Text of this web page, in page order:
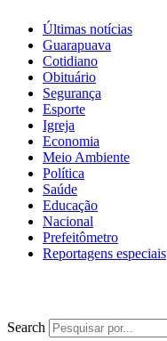
Últimas notícias
Guarapuava
Cotidiano
Obituário
Segurança
Esporte
Igreja
Economia
Meio Ambiente
Política
Saúde
Educação
Nacional
Prefeitômetro
Reportagens especiais
Search